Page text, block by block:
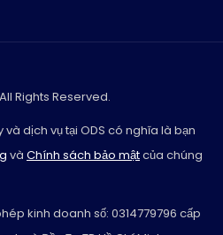
Rights Reserved.
dịch vụ tại ODS có nghĩa là bạn
và Chính sách bảo mậtcủa chúng
kinh doanh số: 0314779796 cấp